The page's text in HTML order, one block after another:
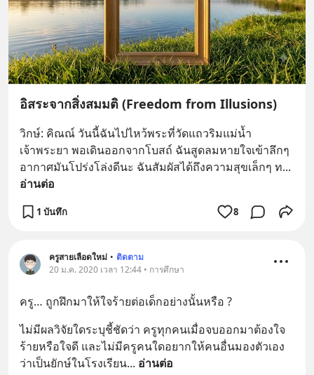
อิสระจากสิ่งสมมติ (Freedom from Illusions)
วิกษ์: คิณณ์ วันนี้ฉันไปไหว้พระที่วัดแถวริมแม่น้ำ
เจ้าพระยา พอเดินออกจากโบสถ์ ฉันสูดลมหายใจเข้าลึกๆ
อากาศมันโปร่งโล่งดีนะ ฉันสัมผัสได้ถึงความสุขเล็กๆ ท
อ่านต่อ
1 บันทึก 8
ครูสายเลือดใหม่ • ติดตาม
20 ม.ค. 2020 เวลา 12:44 • การศึกษา
ครู… ถูกฝึกมาให้ใจร้ายต่อเด็กอย่างนั้นหรือ ?
ไม่มีผลวิจัยใดระบุชี้ชัดว่า ครูทุกคนเมื่อจบออกมาต้องใจ
ร้ายหรือใจดี และไม่มีครูคนใดอยากให้คนอื่นมองตัวเอง
ว่าเป็นยักษ์ในโรงเรียน... อ่านต่อ